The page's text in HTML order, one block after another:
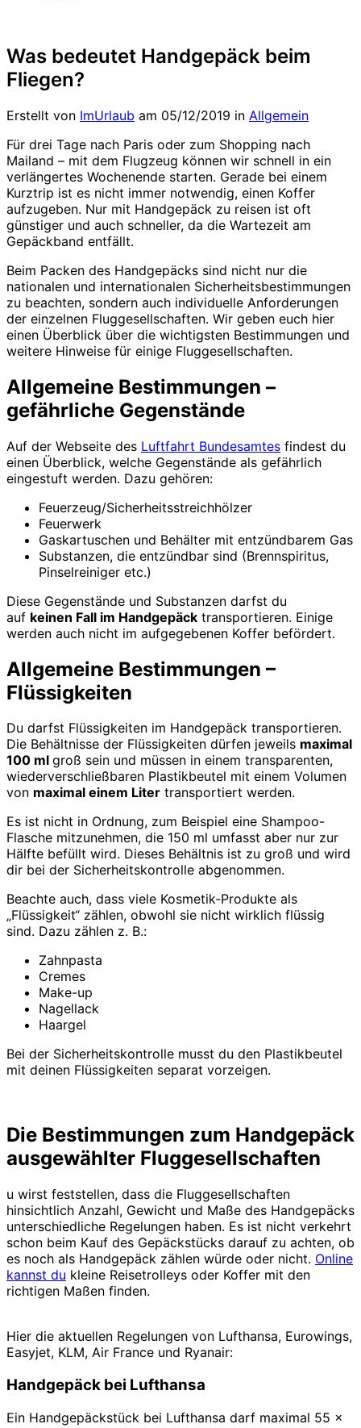
Was bedeutet Handgepäck beim
Fliegen?
Erstellt von ImUrlaub am 05/12/2019 in Allgemein
Für drei Tage nach Paris oder zum Shopping nach
Mailand – mit dem Flugzeug können wir schnell in ein
verlängertes Wochenende starten. Gerade bei einem
Kurztrip ist es nicht immer notwendig, einen Koffer
aufzugeben. Nur mit Handgepäck zu reisen ist oft
günstiger und auch schneller, da die Wartezeit am
Gepäckband entfällt.
Beim Packen des Handgepäcks sind nicht nur die
nationalen und internationalen Sicherheitsbestimmungen
zu beachten, sondern auch individuelle Anforderungen
der einzelnen Fluggesellschaften. Wir geben euch hier
einen Überblick über die wichtigsten Bestimmungen und
weitere Hinweise für einige Fluggesellschaften.
Allgemeine Bestimmungen –
gefährliche Gegenstände
Auf der Webseite des Luftfahrt Bundesamtes findest du
einen Überblick, welche Gegenstände als gefährlich
eingestuft werden. Dazu gehören:
Feuerzeug/Sicherheitsstreichhölzer
Feuerwerk
Gaskartuschen und Behälter mit entzündbarem Gas
Substanzen, die entzündbar sind (Brennspiritus,
Pinselreiniger etc.)
Diese Gegenstände und Substanzen darfst du
auf keinen Fall im Handgepäck transportieren. Einige
werden auch nicht im aufgegebenen Koffer befördert.
Allgemeine Bestimmungen –
Flüssigkeiten
Du darfst Flüssigkeiten im Handgepäck transportieren.
Die Behältnisse der Flüssigkeiten dürfen jeweils maximal
100 ml groß sein und müssen in einem transparenten,
wiederverschließbaren Plastikbeutel mit einem Volumen
von maximal einem Liter transportiert werden.
Es ist nicht in Ordnung, zum Beispiel eine Shampoo-
Flasche mitzunehmen, die 150 ml umfasst aber nur zur
Hälfte befüllt wird. Dieses Behältnis ist zu groß und wird
dir bei der Sicherheitskontrolle abgenommen.
Beachte auch, dass viele Kosmetik-Produkte als
„Flüssigkeit“ zählen, obwohl sie nicht wirklich flüssig
sind. Dazu zählen z. B.:
Zahnpasta
Cremes
Make-up
Nagellack
Haargel
Bei der Sicherheitskontrolle musst du den Plastikbeutel
mit deinen Flüssigkeiten separat vorzeigen.
Die Bestimmungen zum Handgepäck
ausgewählter Fluggesellschaften
u wirst feststellen, dass die Fluggesellschaften
hinsichtlich Anzahl, Gewicht und Maße des Handgepäcks
unterschiedliche Regelungen haben. Es ist nicht verkehrt
schon beim Kauf des Gepäckstücks darauf zu achten, ob
es noch als Handgepäck zählen würde oder nicht. Online
kannst du kleine Reisetrolleys oder Koffer mit den
richtigen Maßen finden.
Hier die aktuellen Regelungen von Lufthansa, Eurowings,
Easyjet, KLM, Air France und Ryanair:
Handgepäck bei Lufthansa
Ein Handgepäckstück bei Lufthansa darf maximal 55 x